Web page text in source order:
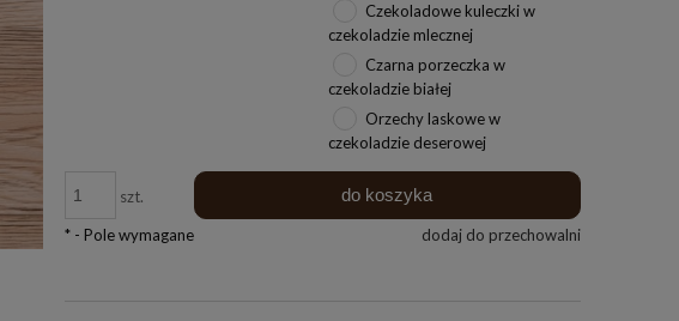
Czekoladowe kuleczki w
czekoladzie mlecznej
Czarna porzeczka w
czekoladzie białej
Orzechy laskowe w
czekoladzie deserowej
szt. do koszyka
dodaj do przechowalni
* - Pole wymagane